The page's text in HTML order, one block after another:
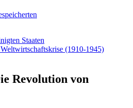
Staaten
(1910-1945)
Revolution von